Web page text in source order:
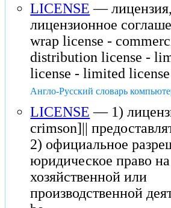
LICENSE — лицензия,
лицензионное
wrap license -
distribution license -
license - limited
Англо-Русский словарь
LICENSE — 1)
crimson]||
2) официальное
юридическое право
хозяйственной или
производственной